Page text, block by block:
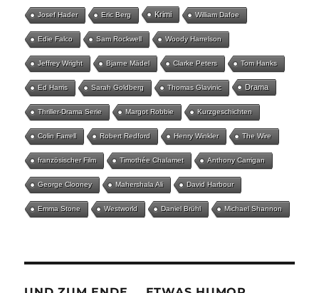
Josef Hader Eric Berg Krimi William Dafoe
Edie Falco Sam Rockwell Woody Harrelson
Jeffrey Wright Bjarne Mädel Clarke Peters Tom Hanks
Ed Harris Sarah Goldberg Thomas Glavinic Drama
Thriller-Drama Serie Margot Robbie Kurzgeschichten
Colin Farrell Robert Redford Henry Winkler The Wire
französischer Film Timothée Chalamet Anthony Carrigan
George Clooney Mahershala Ali David Harbour
Emma Stone Westworld Daniel Brühl Michael Shannon